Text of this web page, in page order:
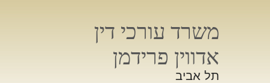
משרד עורכי דין
אדווין פרידמן
תל אביב